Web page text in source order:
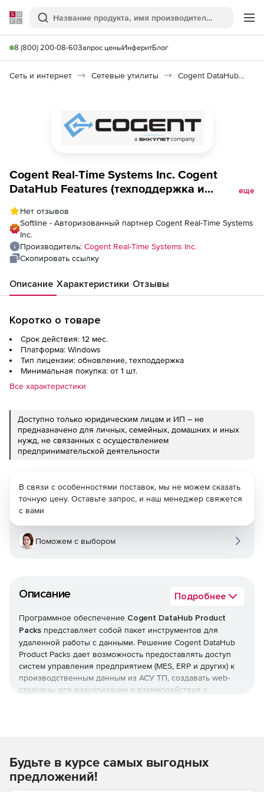
Softline
Поиск
8 (800) 200-08-60Запрос ценыИнферитБлог
Сеть и интернет Сетевые утилиты Cogent DataHub Product Packs
Cogent Real-Time Systems Inc. Cogent
DataHub Features (техподдержка и
еще
Нет отзывов
Softline - Авторизованный партнер Cogent Real-Time Systems
Inc.
Производитель: Cogent Real-Time Systems Inc.
Скопировать ссылку
Описание Характеристики Отзывы
Коротко о товаре
Срок действия: 12 мес.
Платформа: Windows
Тип лицензии: обновление, техподдержка
Минимальная покупка: от 1 шт.
Все характеристики
Доступно только юридическим лицам и ИП – не
предназначено для личных, семейных, домашних и иных
нужд, не связанных с осуществлением
предпринимательской деятельности
Описание Подробнее
Программное обеспечение Cogent DataHub Product
Packs представляет собой пакет инструментов для
удаленной работы с данными. Решение Cogent DataHub
Product Packs дает возможность предоставлять доступ
систем управления предприятием (MES, ERP и других) к
производственным данным из АСУ ТП, создавать web-
страницы для визуализации и взаимодействия с
Состав семейства Cogent
В связи с особенностями поставок, мы не можем сказать
точную цену. Оставьте запрос, и наш менеджер свяжется
с вами
Поможем с выбором
Будьте в курсе самых выгодных
предложений!